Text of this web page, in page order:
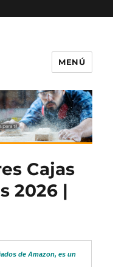
MENÚ
Cajas
2026 |
de Amazon, es un